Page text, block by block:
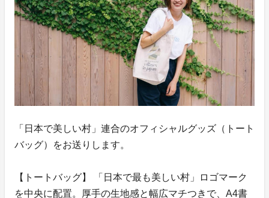
「日本で美しい村」連合のオフィシャルグッズ（トート
バッグ）をお送りします。
【トートバッグ】 「日本で最も美しい村」ロゴマーク
を中央に配置。厚手の生地感と幅広マチつきで、A4書